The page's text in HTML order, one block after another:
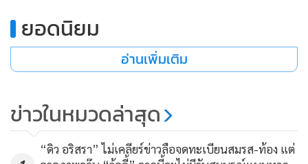
ยอดนิยม
อ่านเพิ่มเติม
ข่าวในหมวดล่าสุด
“ดิว อริสรา” ไม่เคลียร์ข่าวลือจดทะเบียนสมรส-ท้อง แต่